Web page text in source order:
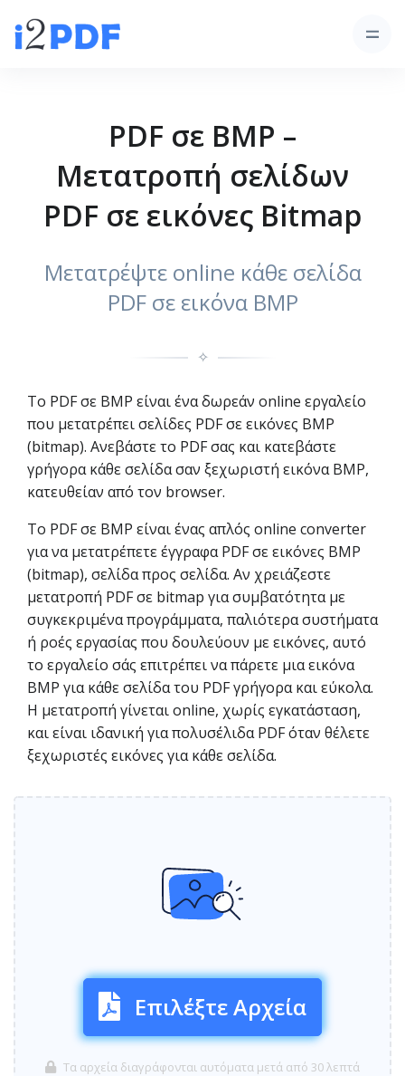
PDF σε BMP –
Μετατροπή σελίδων
PDF σε εικόνες Bitmap
Μετατρέψτε online κάθε σελίδα
PDF σε εικόνα BMP
✧
Το PDF σε BMP είναι ένα δωρεάν online εργαλείο
που μετατρέπει σελίδες PDF σε εικόνες BMP
(bitmap). Ανεβάστε το PDF σας και κατεβάστε
γρήγορα κάθε σελίδα σαν ξεχωριστή εικόνα BMP,
κατευθείαν από τον browser.
Το PDF σε BMP είναι ένας απλός online converter
για να μετατρέπετε έγγραφα PDF σε εικόνες BMP
(bitmap), σελίδα προς σελίδα. Αν χρειάζεστε
μετατροπή PDF σε bitmap για συμβατότητα με
συγκεκριμένα προγράμματα, παλιότερα συστήματα
ή ροές εργασίας που δουλεύουν με εικόνες, αυτό
το εργαλείο σάς επιτρέπει να πάρετε μια εικόνα
BMP για κάθε σελίδα του PDF γρήγορα και εύκολα.
Η μετατροπή γίνεται online, χωρίς εγκατάσταση,
και είναι ιδανική για πολυσέλιδα PDF όταν θέλετε
ξεχωριστές εικόνες για κάθε σελίδα.
Επιλέξτε Αρχεία
Τα αρχεία διαγράφονται αυτόματα μετά από 30 λεπτά